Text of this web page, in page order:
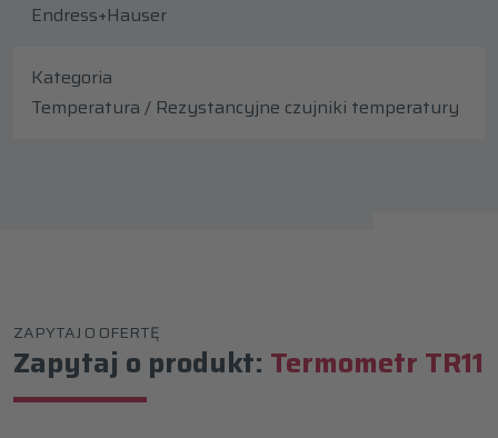
Endress+Hauser
Kategoria
Temperatura / Rezystancyjne czujniki temperatury
ZAPYTAJ O OFERTĘ
Zapytaj o produkt: Termometr TR11